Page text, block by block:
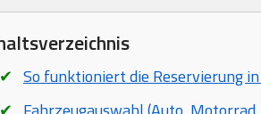
So funktioniert die Reservierung